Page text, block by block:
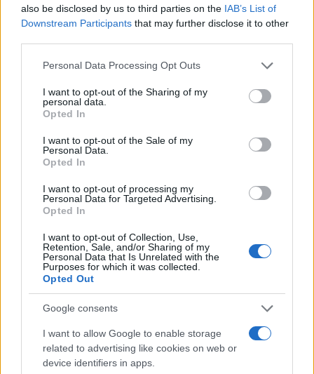
also be disclosed by us to third parties on the IAB’s List of
Downstream Participants that may further disclose it to other
Please note that this website/app uses one or more Google
not limited to your visit or usage behaviour. You may click to
grant or deny consent to Google and its third-party tags to
use your data for below specified purposes in below Google
consent section.
Personal Data Processing Opt Outs
I want to opt-out of the Sharing of my
personal data.
Opted In
I want to opt-out of the Sale of my
Personal Data.
Opted In
I want to opt-out of processing my
Personal Data for Targeted Advertising.
Opted In
I want to opt-out of Collection, Use,
Retention, Sale, and/or Sharing of my
Personal Data that Is Unrelated with the
Purposes for which it was collected.
Opted Out
Google consents
I want to allow Google to enable storage
related to advertising like cookies on web or
device identifiers in apps.
Ética en IA: marcos, riesgos y
La inteligencia artificial ética es fundamental para un…
CIENCIA Y TECNOLOGÍA
Protocolos de seguridad ocular y